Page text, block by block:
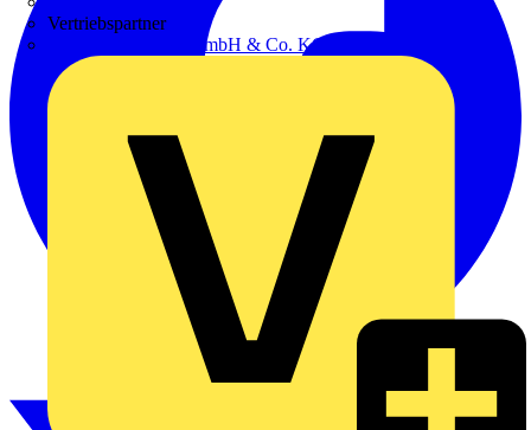
Vertriebspartner
Adalbert Zajadacz GmbH & Co. KG